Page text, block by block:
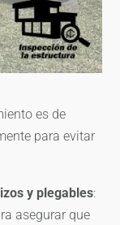
es de
para evitar
y plegables:
asegurar que